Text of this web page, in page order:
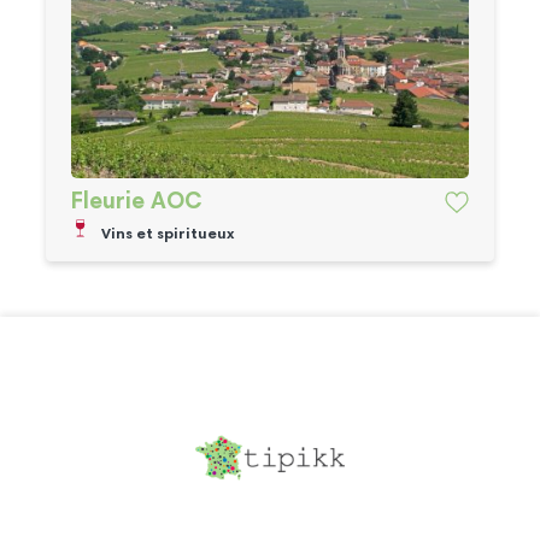
Fleurie AOC
Vins et spiritueux